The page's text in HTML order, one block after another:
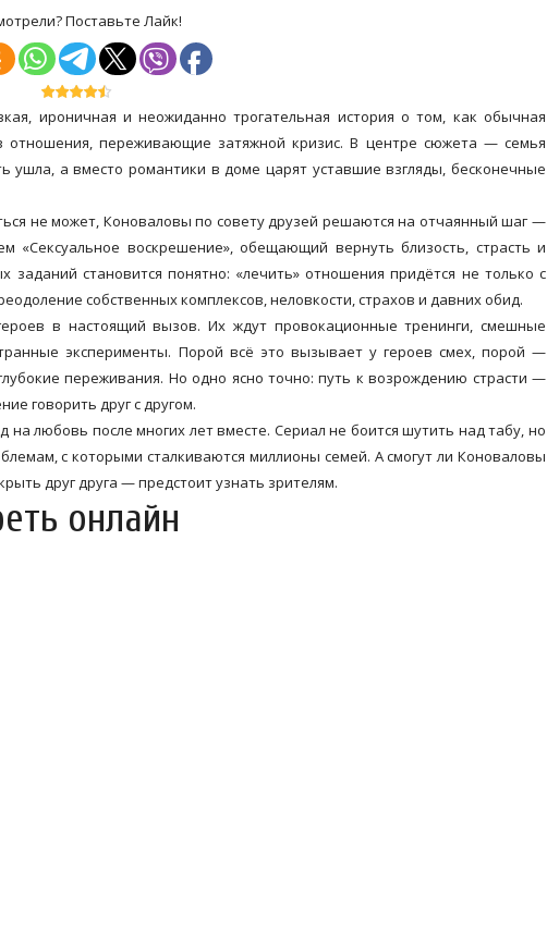
Поставьте Лайк!
ироничная и неожиданно трогательная история о том, как обычная
отношения, переживающие затяжной кризис. В центре сюжета — семья
ушла, а вместо романтики в доме царят уставшие взгляды, бесконечные
не может, Коноваловы по совету друзей решаются на отчаянный шаг —
«Сексуальное воскрешение», обещающий вернуть близость, страсть и
становится понятно: «лечить» отношения придётся не только с
собственных комплексов, неловкости, страхов и давних обид.
в настоящий вызов. Их ждут провокационные тренинги, смешные
эксперименты. Порой всё это вызывает у героев смех, порой —
переживания. Но одно ясно точно: путь к возрождению страсти —
говорить друг с другом.
любовь после многих лет вместе. Сериал не боится шутить над табу, но
с которыми сталкиваются миллионы семей. А смогут ли Коноваловы
друг друга — предстоит узнать зрителям.
онлайн